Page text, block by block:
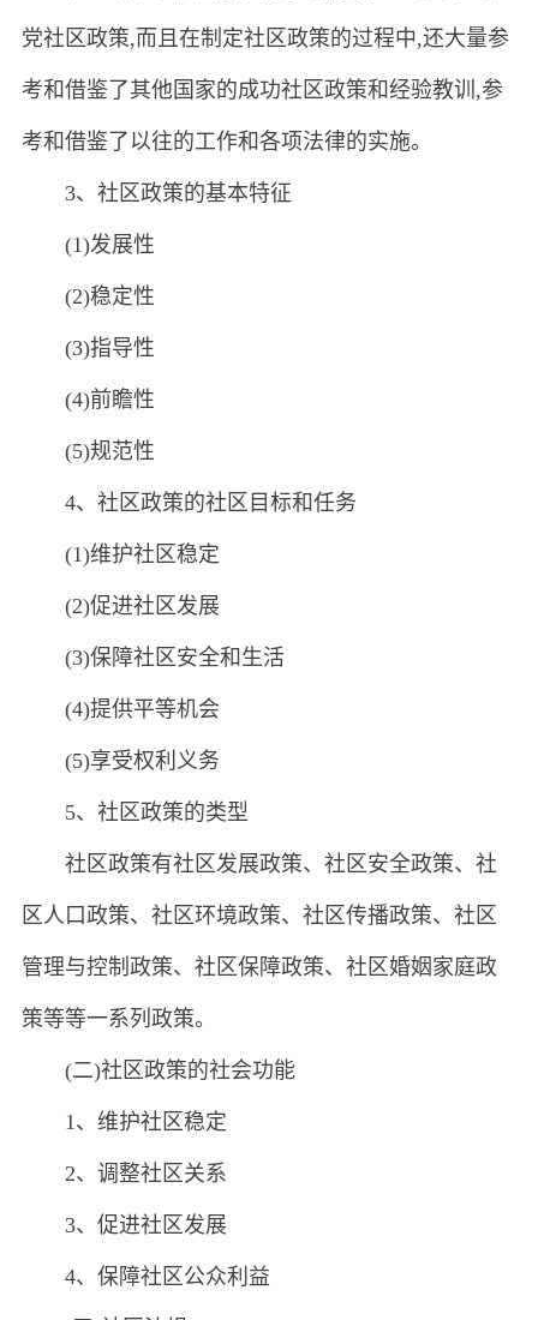
党社区政策,而且在制定社区政策的过程中,还大量参
考和借鉴了其他国家的成功社区政策和经验教训,参
考和借鉴了以往的工作和各项法律的实施。
3、社区政策的基本特征
(1)发展性
(2)稳定性
(3)指导性
(4)前瞻性
(5)规范性
4、社区政策的社区目标和任务
(1)维护社区稳定
(2)促进社区发展
(3)保障社区安全和生活
(4)提供平等机会
(5)享受权利义务
5、社区政策的类型
社区政策有社区发展政策、社区安全政策、社
区人口政策、社区环境政策、社区传播政策、社区
管理与控制政策、社区保障政策、社区婚姻家庭政
策等等一系列政策。
(二)社区政策的社会功能
1、维护社区稳定
2、调整社区关系
3、促进社区发展
4、保障社区公众利益